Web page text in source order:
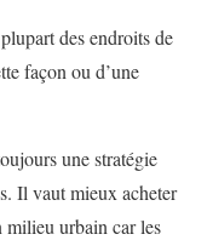
des endroits de
façon ou d’une
une stratégie
Il vaut mieux acheter
milieu urbain car les